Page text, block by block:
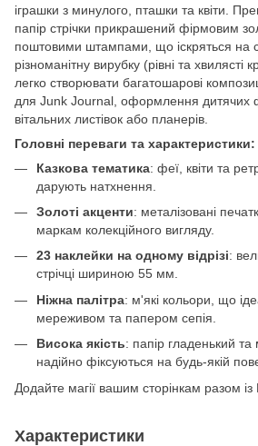
іграшки з минулого, пташки та квіти.
папір стрічки прикрашений фірмовим
поштовими штампами, що іскряться на
різноманітну вирубку (рівні та хвилясті
легко створювати багатошарові
для Junk Journal, оформлення дитячих
вітальних листівок або планерів.
Головні переваги та характеристики:
Казкова тематика: феї, квіти та
дарують натхнення.
Золоті акценти: металізовані
маркам колекційного вигляду.
23 наклейки на одному відрізі:
стрічці шириною 55 мм.
Ніжна палітра: м'які кольори, що
мереживом та папером сепія.
Висока якість: папір гладенький
надійно фіксуються на будь-якій
Додайте магії вашим сторінкам разом із
Характеристики